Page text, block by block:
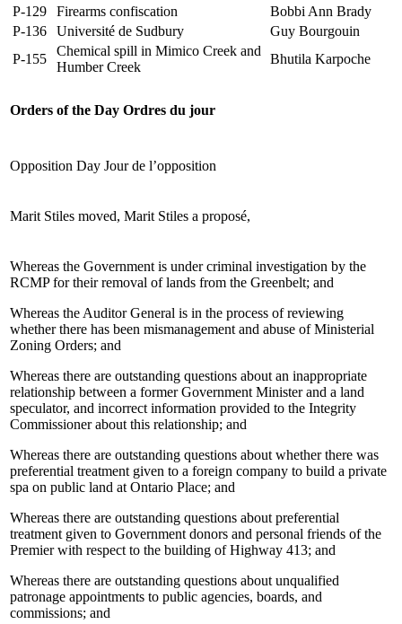
P-129
Firearms confiscation
Bobbi Ann Brady
P-136
Université de Sudbury
Guy Bourgouin
P-155
Chemical spill in Mimico Creek and
Humber Creek
Bhutila Karpoche
Orders of the Day Ordres du jour
Opposition Day Jour de l’opposition
Marit Stiles moved, Marit Stiles a proposé,
Whereas the Government is under criminal investigation by the
RCMP for their removal of lands from the Greenbelt; and
Whereas the Auditor General is in the process of reviewing
whether there has been mismanagement and abuse of Ministerial
Zoning Orders; and
Whereas there are outstanding questions about an inappropriate
relationship between a former Government Minister and a land
speculator, and incorrect information provided to the Integrity
Commissioner about this relationship; and
Whereas there are outstanding questions about whether there was
preferential treatment given to a foreign company to build a private
spa on public land at Ontario Place; and
Whereas there are outstanding questions about preferential
treatment given to Government donors and personal friends of the
Premier with respect to the building of Highway 413; and
Whereas there are outstanding questions about unqualified
patronage appointments to public agencies, boards, and
commissions; and